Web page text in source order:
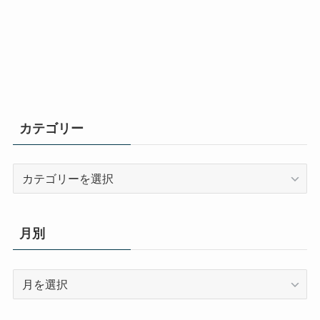
カテゴリー
リ
ー
月別